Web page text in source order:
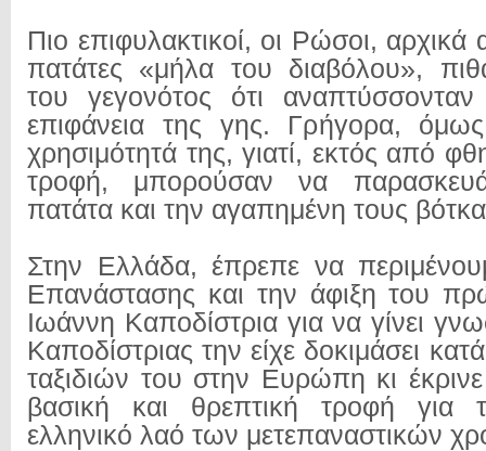
Πιο επιφυλακτικοί, οι Ρώσοι, αρχικά
πατάτες «μήλα του διαβόλου»,
του γεγονότος ότι
επιφάνεια της γης. Γρήγορα,
χρησιμότητά της, γιατί, εκτός από
τροφή, μπορούσαν να
πατάτα και την αγαπημένη τους
Στην Ελλάδα, έπρεπε να
Επανάστασης και την άφιξη του
Ιωάννη Καποδίστρια για να γίνει
Καποδίστριας την είχε δοκιμάσει
ταξιδιών του στην Ευρώπη κι
βασική και θρεπτική τροφή για
ελληνικό λαό των μετεπαναστικών